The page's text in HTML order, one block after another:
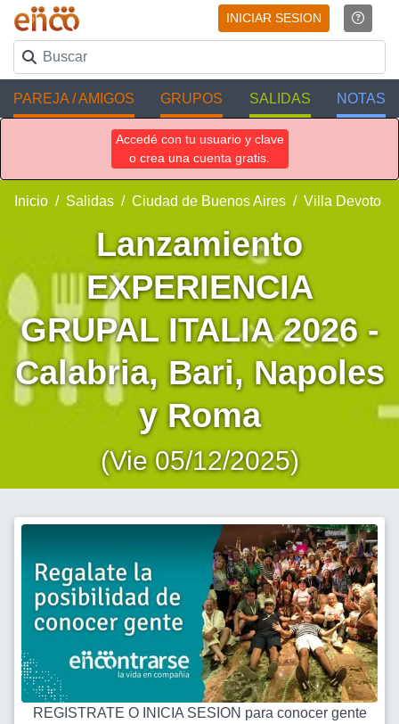
INICIAR SESION
PAREJA / AMIGOS GRUPOS SALIDAS NOTAS
Accedé con tu usuario y clave
o crea una cuenta gratis.
Inicio Salidas Ciudad de Buenos Aires Villa Devoto
Lanzamiento
EXPERIENCIA
GRUPAL ITALIA 2026 -
Calabria, Bari, Napoles
y Roma
(Vie 05/12/2025)
REGISTRATE O INICIA SESION para conocer gente